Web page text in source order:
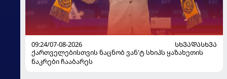
09:24/07-08-2026
ᲡᲮᲕᲐᲓᲐᲡᲮᲕᲐ
ქართველებისთვის ნაცნობ ვან'ტ სხიპს ყაზახეთის
ნაკრები ჩააბარეს